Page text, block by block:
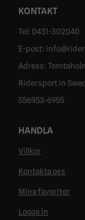
KONTAKT
Tel: 0431-302040
E-post:
Adress:
Ridersport in
556953-6955
HANDLA
Villkor
Kontakta oss
Mina favoriter
Logga in